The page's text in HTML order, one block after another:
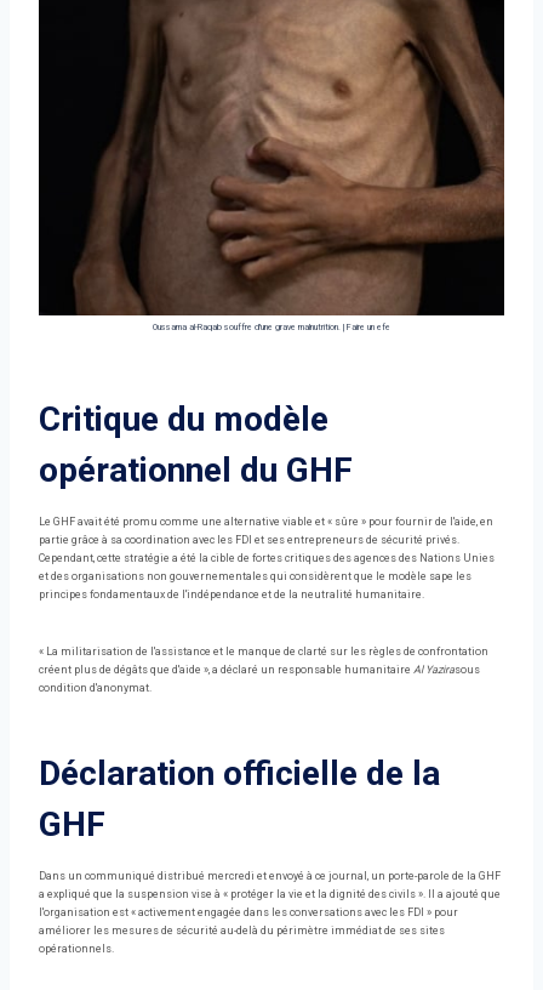
Oussama al-Raqab souffre d'une grave malnutrition. | Faire un efe
Critique du modèle
opérationnel du GHF
Le GHF avait été promu comme une alternative viable et « sûre » pour fournir de l'aide, en
partie grâce à sa coordination avec les FDI et ses entrepreneurs de sécurité privés.
Cependant, cette stratégie a été la cible de fortes critiques des agences des Nations Unies
et des organisations non gouvernementales qui considèrent que le modèle sape les
principes fondamentaux de l'indépendance et de la neutralité humanitaire.
« La militarisation de l'assistance et le manque de clarté sur les règles de confrontation
créent plus de dégâts que d'aide », a déclaré un responsable humanitaire Al Yazirasous
condition d'anonymat.
Déclaration officielle de la
GHF
Dans un communiqué distribué mercredi et envoyé à ce journal, un porte-parole de la GHF
a expliqué que la suspension vise à « protéger la vie et la dignité des civils ». Il a ajouté que
l'organisation est « activement engagée dans les conversations avec les FDI » pour
améliorer les mesures de sécurité au-delà du périmètre immédiat de ses sites
opérationnels.